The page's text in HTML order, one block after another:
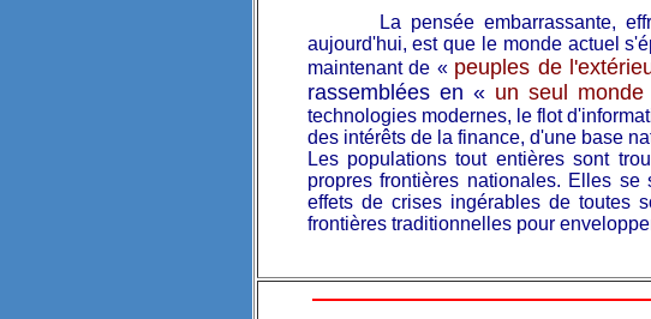
La pensée embarrassante,
aujourd'hui, est que le monde actuel
maintenant de « peuples de
rassemblées en « un seul
technologies modernes, le flot
des intérêts de la finance, d'une base
Les populations tout entières sont
propres frontières nationales. Elles
effets de crises ingérables de toutes
frontières traditionnelles pour